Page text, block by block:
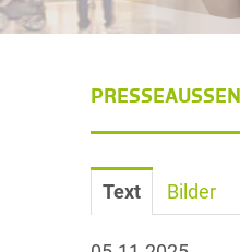
Text Bilder